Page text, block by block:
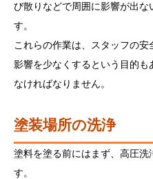
び散りなどで周囲に影響が出な
す。
これらの作業は、スタッフの
影響を少なくするという目的
なければなりません。
塗装場所の洗浄
塗料を塗る前にはまず、高圧洗
す。